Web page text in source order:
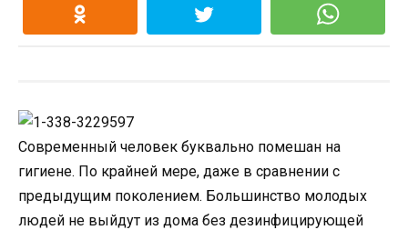
Современный человек буквально помешан на
гигиене. По крайней мере, даже в сравнении с
предыдущим поколением. Большинство молодых
людей не выйдут из дома без дезинфицирующей